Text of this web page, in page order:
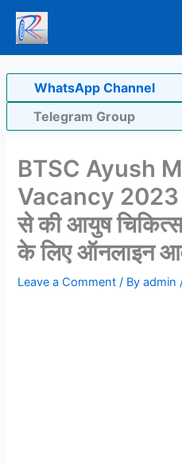
Skip
content
WhatsApp Channel
Telegram Group
BTSC Ayush
Vacancy 2023
से की आयुष
के लिए ऑनलाइन
Leave a Comment / Byadmin